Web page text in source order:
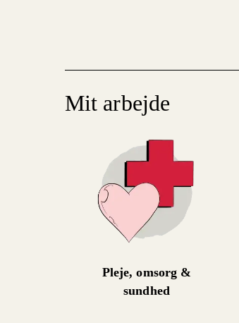
Mit arbejde
Pleje, omsorg &
sundhed